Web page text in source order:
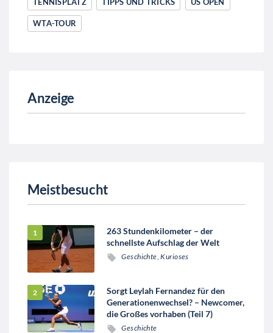
WTA-TOUR
Anzeige
Meistbesucht
263 Stundenkilometer – der
schnellste Aufschlag der Welt
Geschichte ,Kurioses
Sorgt Leylah Fernandez für den
Generationenwechsel? – Newcomer,
die Großes vorhaben (Teil 7)
Geschichte